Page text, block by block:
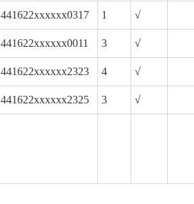
441622xxxxxx0317 1 √
441622xxxxxx0011 3 √
441622xxxxxx2323 4 √
441622xxxxxx2325 3 √